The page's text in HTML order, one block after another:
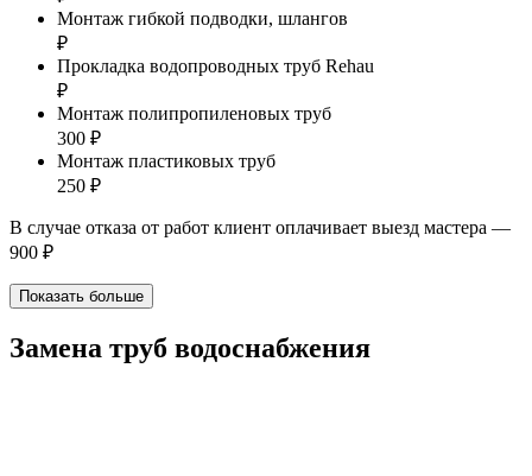
Монтаж гибкой подводки, шлангов
₽
Прокладка водопроводных труб Rehau
₽
Монтаж полипропиленовых труб
300 ₽
Монтаж пластиковых труб
250 ₽
В случае отказа от работ клиент оплачивает выезд мастера —
900 ₽
Показать больше
Замена труб водоснабжения